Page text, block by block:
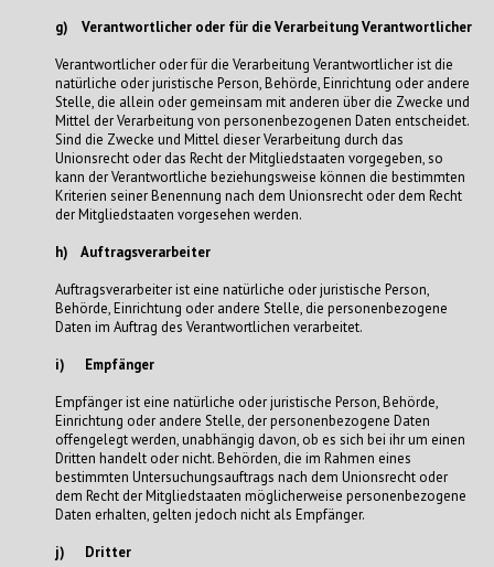
g) Verantwortlicher oder für die Verarbeitung Verantwortlicher
Verantwortlicher oder für die Verarbeitung Verantwortlicher ist die
natürliche oder juristische Person, Behörde, Einrichtung oder andere
Stelle, die allein oder gemeinsam mit anderen über die Zwecke und
Mittel der Verarbeitung von personenbezogenen Daten entscheidet.
Sind die Zwecke und Mittel dieser Verarbeitung durch das
Unionsrecht oder das Recht der Mitgliedstaaten vorgegeben, so
kann der Verantwortliche beziehungsweise können die bestimmten
Kriterien seiner Benennung nach dem Unionsrecht oder dem Recht
der Mitgliedstaaten vorgesehen werden.
h) Auftragsverarbeiter
Auftragsverarbeiter ist eine natürliche oder juristische Person,
Behörde, Einrichtung oder andere Stelle, die personenbezogene
Daten im Auftrag des Verantwortlichen verarbeitet.
i) Empfänger
Empfänger ist eine natürliche oder juristische Person, Behörde,
Einrichtung oder andere Stelle, der personenbezogene Daten
offengelegt werden, unabhängig davon, ob es sich bei ihr um einen
Dritten handelt oder nicht. Behörden, die im Rahmen eines
bestimmten Untersuchungsauftrags nach dem Unionsrecht oder
dem Recht der Mitgliedstaaten möglicherweise personenbezogene
Daten erhalten, gelten jedoch nicht als Empfänger.
j) Dritter